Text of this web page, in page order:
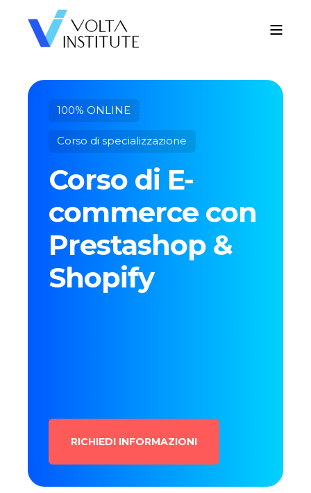
100% ONLINE
Corso di specializzazione
Corso di E-
commerce con
Prestashop &
Shopify
RICHIEDI INFORMAZIONI